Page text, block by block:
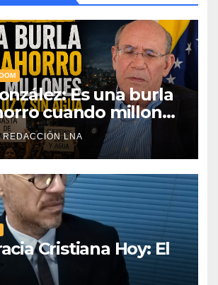
Es una burla
cuando millones
luz y sin agua
REDACCIÓN LNA
Cristiana Hoy: El